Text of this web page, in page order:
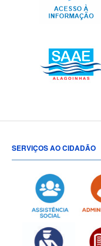
SERVIÇOS AO CIDADÃO